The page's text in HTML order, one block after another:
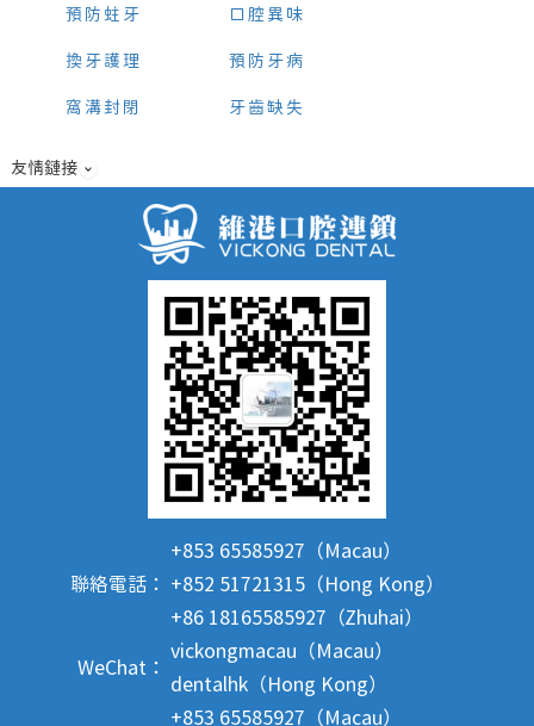
預防蛀牙
換牙護理
窩溝封閉
口腔異味
預防牙病
牙齒缺失
友情鏈接
聯絡電話：
+853 65585927（Macau）
+852 51721315（Hong Kong）
+86 18165585927（Zhuhai）
WeChat：
vickongmacau（Macau）
dentalhk（Hong Kong）
+853 65585927（Macau）